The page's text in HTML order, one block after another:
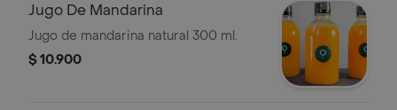
Jugo De Mandarina
Jugo de mandarina natural 300 ml.
$ 10.900